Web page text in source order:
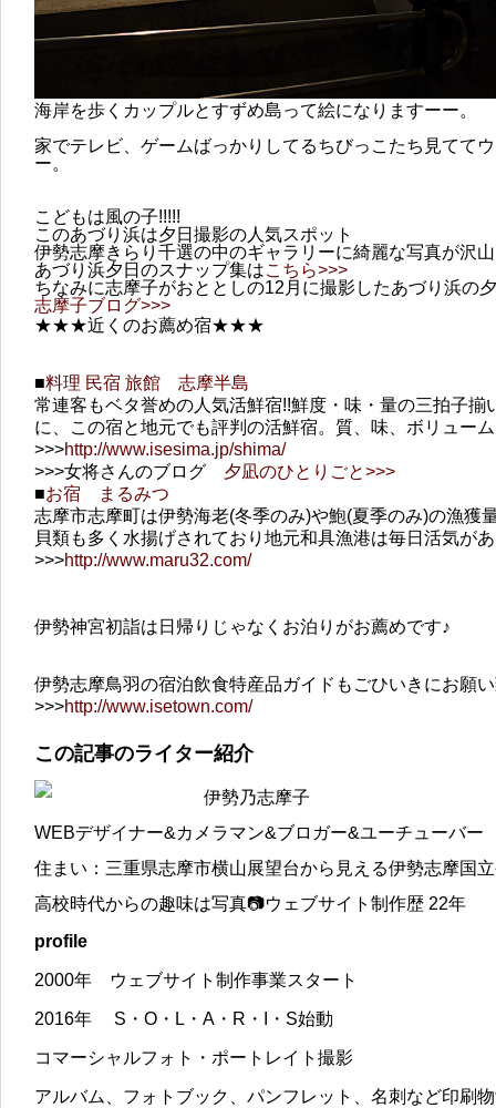
海岸を歩くカップルとすずめ島って絵になりますーー。
家でテレビ、ゲームばっかりしてるちびっこたち見てて
ー。
こどもは風の子!!!!!
このあづり浜は夕日撮影の人気スポット
伊勢志摩きらり千選の中のギャラリーに綺麗な写真が沢
あづり浜夕日のスナップ集はこちら>>>
ちなみに志摩子がおととしの12月に撮影したあづり浜の
志摩子ブログ>>>
★★★近くのお薦め宿★★★
■料理 民宿 旅館 志摩半島
常連客もベタ誉めの人気活鮮宿!!鮮度・味・量の三拍子
に、この宿と地元でも評判の活鮮宿。質、味、ボリュー
>>>http://www.isesima.jp/shima/
>>>女将さんのブログ 夕凪のひとりごと>>>
■お宿 まるみつ
志摩市志摩町は伊勢海老(冬季のみ)や鮑(夏季のみ)の漁獲
貝類も多く水揚げされており地元和具漁港は毎日活気が
>>>http://www.maru32.com/
伊勢神宮初詣は日帰りじゃなくお泊りがお薦めです♪
伊勢志摩鳥羽の宿泊飲食特産品ガイドもごひいきにお願
>>>http://www.isetown.com/
この記事のライター紹介
伊勢乃志摩子
WEBデザイナー&カメラマン&ブロガー&ユーチューバー
住まい：三重県志摩市横山展望台から見える伊勢志摩国
高校時代からの趣味は写真📷ウェブサイト制作歴 22年
profile
2000年 ウェブサイト制作事業スタート
2016年 S・O・L・A・R・I・S始動
コマーシャルフォト・ポートレイト撮影
アルバム、フォトブック、パンフレット、名刺など印刷